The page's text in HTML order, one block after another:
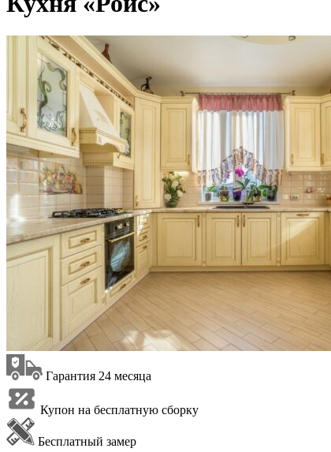
Гарантия 24 месяца
Купон на бесплатную сборку
Бесплатный замер